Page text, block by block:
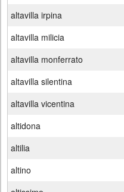
altavilla irpina
altavilla milicia
altavilla monferrato
altavilla silentina
altavilla vicentina
altidona
altilia
altino